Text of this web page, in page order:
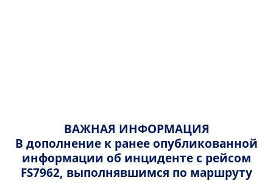
ВАЖНАЯ ИНФОРМАЦИЯ
В дополнение к ранее опубликованной
информации об инциденте с рейсом
FS7962, выполнявшимся по маршруту
Алматы
Астана
Шымкент
Павлодар
Караганда